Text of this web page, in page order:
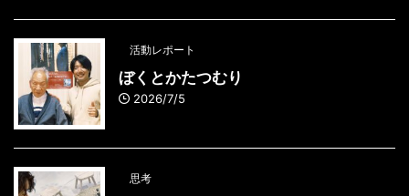
活動レポート
ぼくとかたつむり
2026/7/5
思考